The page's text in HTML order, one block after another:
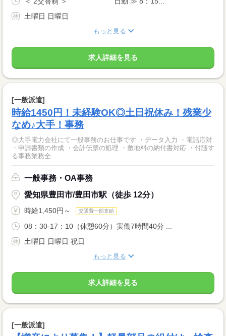
土曜日 日曜日
もっと見る
求人詳細を見る
[一般派遣]
時給1450円！未経験OK◎土日祝休み！残業少
なめ♪大手！事務
◎大手電力会社にて一般事務のお仕事です ・データ入力 ・電話応対
・申請書類の作成 ・会計伝票の処理 ・敷地料の納付書対応 ・付随す
る事務業務全...
一般事務・OA事務
愛知県豊田市/豊田市駅（徒歩 12分）
時給1,450円～ 交通費一部支給
08：30-17：10（休憩60分）実働7時間40分 ...
土曜日 日曜日 祝日
もっと見る
求人詳細を見る
[一般派遣]